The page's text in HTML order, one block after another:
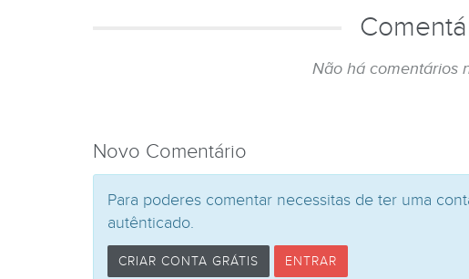
Não há comentários
Novo Comentário
Para poderes comentar necessitas de ter uma
autênticado.
CRIAR CONTA GRÁTIS ENTRAR